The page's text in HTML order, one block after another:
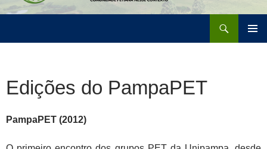
Edições do PampaPET
PampaPET (2012)